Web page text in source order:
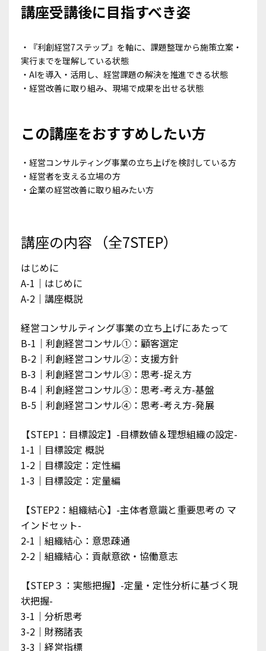
講座受講後に目指すべき姿
・『利創経営7ステップ』を軸に、課題整理から施策立案・
実行までを理解している状態
・AIを導入・活用し、経営課題の解決を推進できる状態
・経営改善に取り組み、現場で成果を出せる状態
この講座をおすすめしたい方
・経営コンサルティング事業の立ち上げを検討している方
・経営者を支える立場の方
・企業の経営改善に取り組みたい方
講座の内容 （全7STEP）
はじめに
A-1｜はじめに
A-2｜講座概説
経営コンサルティング事業の立ち上げにあたって
B-1｜利創経営コンサル①：顧客選定
B-2｜利創経営コンサル②：支援方針
B-3｜利創経営コンサル③：思考-捉え方
B-4｜利創経営コンサル③：思考-考え方-基盤
B-5｜利創経営コンサル④：思考-考え方-発展
【STEP1：目標設定】-目標数値＆理想組織の設定-
1-1｜目標設定 概説
1-2｜目標設定：定性編
1-3｜目標設定：定量編
【STEP2：組織結心】-主体者意識と重要思考の マ
インドセット-
2-1｜組織結心：意思疎通
2-2｜組織結心：貢献意欲・協働意志
【STEP３：実態把握】-定量・定性分析に基づく現
状把握-
3-1｜分析思考
3-2｜財務諸表
3-3｜経営指標